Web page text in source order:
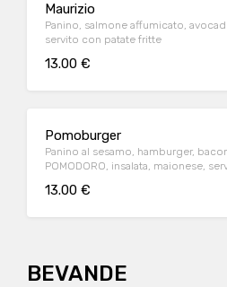
Maurizio
Panino, salmone affumicato,
servito con patate fritte
13.00 €
Pomoburger
Panino al sesamo, hamburger,
POMODORO, insalata, maionese,
13.00 €
BEVANDE